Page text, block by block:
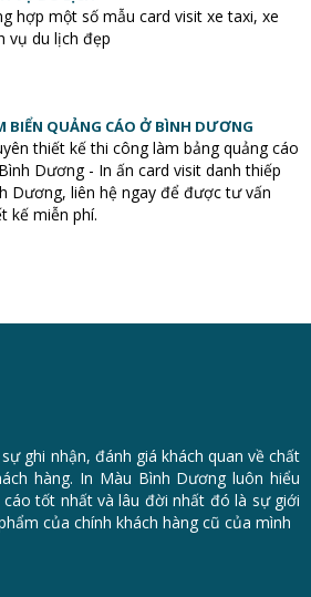
hợp một số mẫu card visit xe taxi, xe
vụ du lịch đẹp
BIỂN QUẢNG CÁO Ở BÌNH DƯƠNG
thiết kế thi công làm bảng quảng cáo
Dương - In ấn card visit danh thiếp
Dương, liên hệ ngay để được tư vấn
kế miễn phí.
ghi nhận, đánh giá khách quan về chất
hàng. In Màu Bình Dương luôn hiểu
tốt nhất và lâu đời nhất đó là sự giới
của chính khách hàng cũ của mình